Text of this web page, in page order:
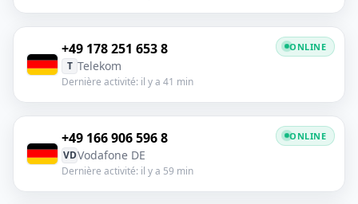
+49 178 251 653 8
T Telekom
Dernière activité: il y a 41 min
ONLINE
+49 166 906 596 8
VDVodafone DE
Dernière activité: il y a 59 min
ONLINE